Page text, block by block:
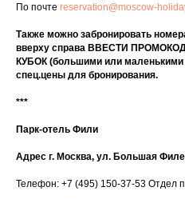
По почте reservation@moscow-
Также можно забронировать
вверху справа ВВЕСТИ ПРОМОКОД
КУБОК (большими или маленькими
спец.цены для бронирования.
***
Парк-отель Фили
Адрес г. Москва, ул. Большая
Телефон: +7 (495) 150-37-53 Отдел